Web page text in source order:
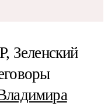
Зеленский